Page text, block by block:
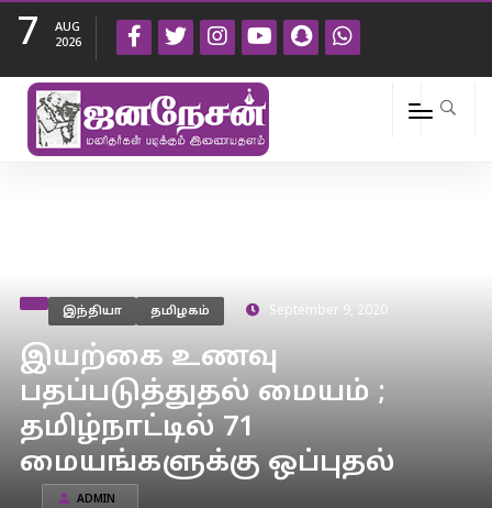
7
AUG
2026
இந்தியா தமிழகம் September 9, 2020
இயற்கை உணவு
பதப்படுத்துதல் மையம் ;
தமிழ்நாட்டில் 71
மையங்களுக்கு ஒப்புதல்
ADMIN